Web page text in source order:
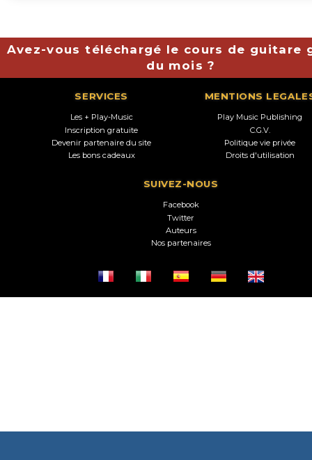
Avez-vous téléchargé le cours de guitare
du mois ?
SERVICES
Les + Play-Music
Inscription gratuite
Devenir partenaire du site
Les bons cadeaux
MENTIONS
Play Music Publishing
C.G.V.
Politique vie privée
Droits d'utilisation
SUIVEZ-NOUS
Facebook
Twitter
Auteurs
Nos partenaires